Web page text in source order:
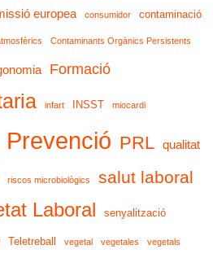
europea consumidor contaminació
Contaminants Orgànics Persistents
Formació
infart INSST miocardi
Prevenció PRL qualitat
riscos microbiològics salut laboral
Laboral senyalització
Teletreball vegetal vegetales vegetals